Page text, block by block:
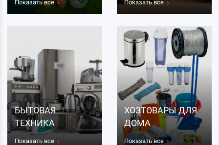
Показать все Показать все
БЫТОВАЯ
ТЕХНИКА
Показать все
ХОЗТОВАРЫ ДЛЯ
ДОМА
Показать все